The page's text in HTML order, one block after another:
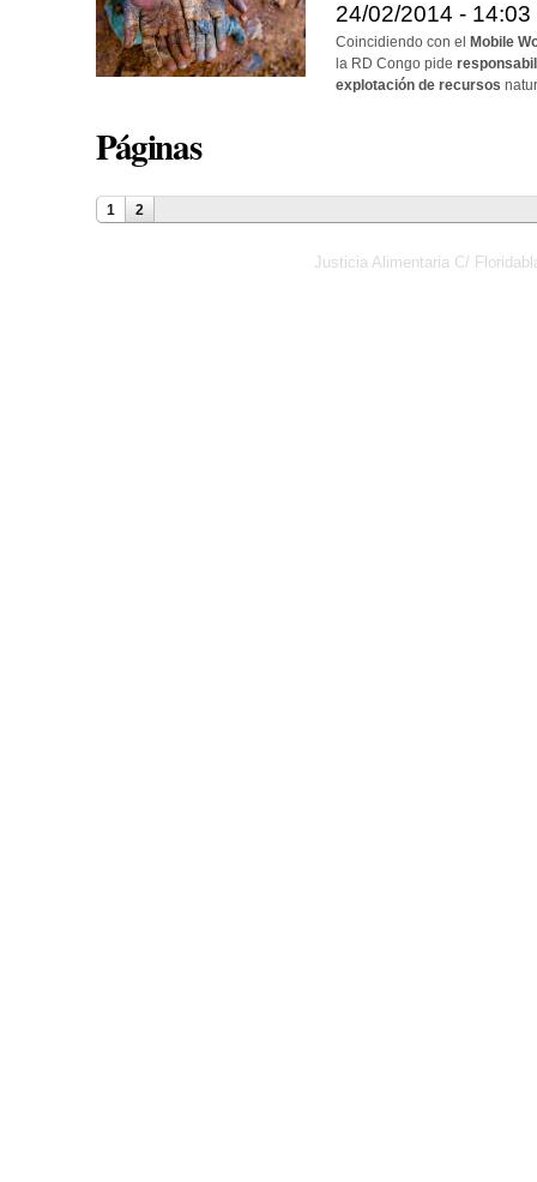
24/02/2014 - 14:03
Coincidiendo con el
Mobile
la RD Congo pide
explotación de recursos
Páginas
1 2
Justicia Alimentaria C/